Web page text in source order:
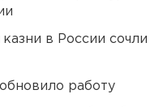
в России сочли
работу